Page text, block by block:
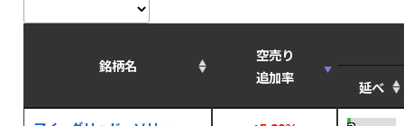
銘柄名
空売り
追加率
延べ